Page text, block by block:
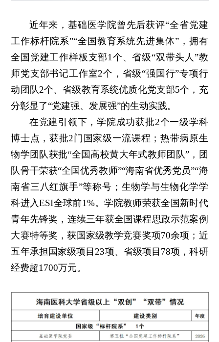
近年来，基础医学院曾先后获评“全省党建
工作标杆院系”“全国教育系统先进集体”，拥有
全国党建工作样板支部1个、省级“双带头人”教
师党支部书记工作室2个，省级“强国行”专项行
动团队2个、省级教育系统优质化党支部5个，充
分彰显了“党建强、发展强”的生动实践。
在党建引领下，学院成功获批2个一级学科
博士点，获批2门国家级一流课程；热带病原生
物学团队获批“全国高校黄大年式教师团队”，团
队骨干荣获“全国优秀教师”“海南省优秀党员”“海
南省三八红旗手”等称号；生物学与生物化学学
科进入ESI全球前1%。学院教师荣获全国新时代
青年先锋奖，连续三年获全国课程思政示范案例
大赛特等奖，获国家级教学竞赛奖项70余项；近
五年承担国家级项目23项、省级项目78项，科研
经费超1700万元。